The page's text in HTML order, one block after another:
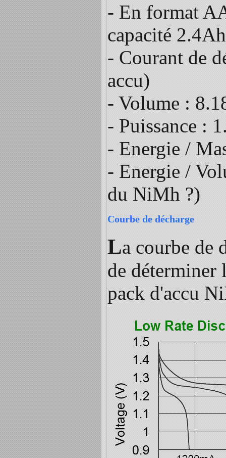
- En format
capacité
- Courant de
accu)
- Volume :
- Puissance :
- Energie /
- Energie /
du NiMh ?)
Courbe de décharge
La courbe de
de
pack d'accu